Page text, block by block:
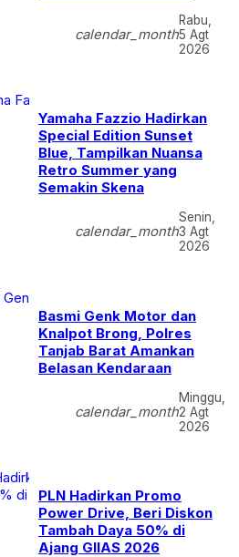
calendar_month
Rabu,
5 Agt
2026
Yamaha Fazzio Hadirkan
Special Edition Sunset
Blue, Tampilkan Nuansa
Retro Summer yang
Semakin Skena
calendar_month
Senin,
3 Agt
2026
Basmi Genk Motor dan
Knalpot Brong, Polres
Tanjab Barat Amankan
Belasan Kendaraan
calendar_month
Minggu,
2 Agt
2026
PLN Hadirkan Promo
Power Drive, Beri Diskon
Tambah Daya 50% di
Ajang GIIAS 2026